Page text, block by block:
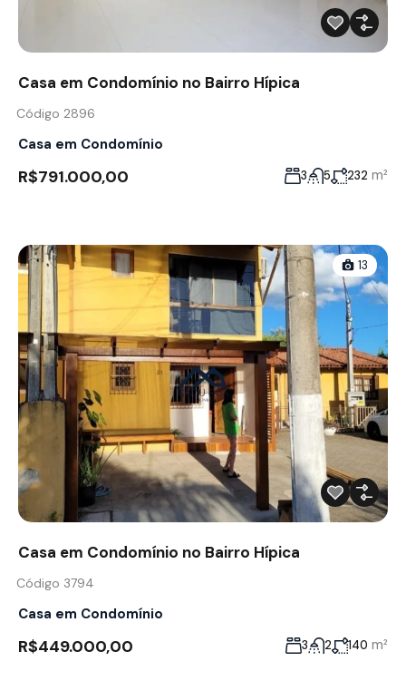
Casa em Condomínio no Bairro Hípica
Código 2896
Casa em Condomínio
R$791.000,00 3 5 232 m²
13
Casa em Condomínio no Bairro Hípica
Código 3794
Casa em Condomínio
R$449.000,00 3 2 140 m²